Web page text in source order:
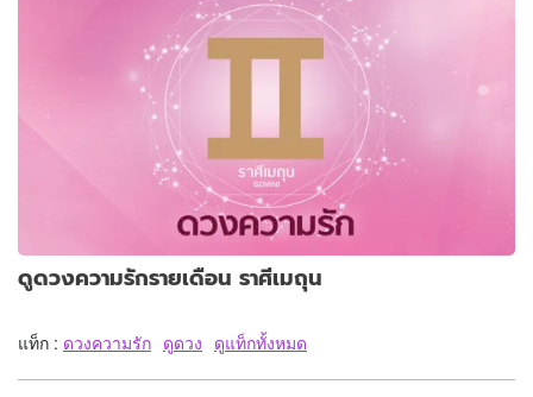
ดูดวงความรักรายเดือน ราศีเมถุน
แท็ก : ดวงความรัก ดูดวง ดูแท็กทั้งหมด